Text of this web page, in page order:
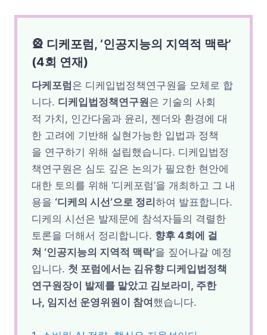
🎡 디케포럼, ‘인공지능의 지역적 맥락’
(4회 연재)
다케포럼 은 디케입법정책연구원을 모체로 합
니다. 디케입법정책연구원은 기술의 사회
적 가치, 인간다움과 윤리, 젠더와 환경에 대
한 고려에 기반해 실현가능한 입법과 정책
을 연구하기 위해 설립했습니다. 디케입법정
책연구원은 심도 깊은 논의가 필요한 현안에
대한 토의를 위해 ‘디케포럼’을 개최하고 그 내
용을 ‘디케의 시선’으로 정리 하여 발표합니다.
디케의 시선은 발제문에 참석자들의 격렬한
토론을 더해서 정리합니다. 향후 4회에 걸
쳐 ‘인공지능의 지역적 맥락’을 짚어나갈 예정
입니다. 첫 포럼에서는 김유향 디케입법정책
연구원장이 발제를 맡았고 김보라미, 주한
나, 임지선 운영위원이 참여 했습니다.